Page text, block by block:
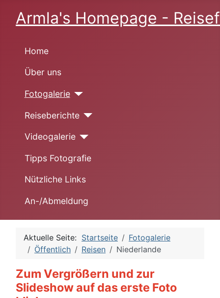
Armla's Homepage -
Home
Über uns
Fotogalerie
Reiseberichte
Videogalerie
Tipps Fotografie
Nützliche Links
An-/Abmeldung
Aktuelle Seite: Startseite
Fotogalerie
Öffentlich
Reisen Niederlande
Zum Vergrößern und zur
Slideshow auf das erste Foto